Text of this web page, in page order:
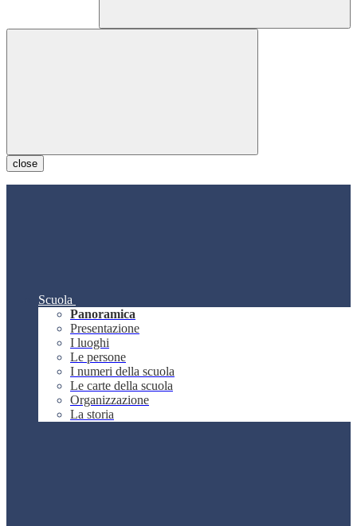
close
Scuola
Panoramica
Presentazione
I luoghi
Le persone
I numeri della scuola
Le carte della scuola
Organizzazione
La storia